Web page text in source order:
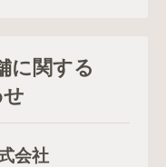
に関する
会社